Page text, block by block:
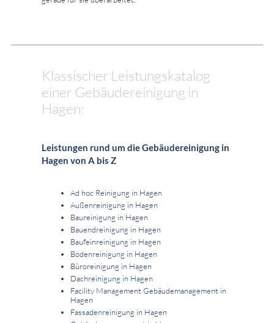
Klassischer Leistungskatalog
einer Gebäudereinigung in
Hagen:
Leistungen rund um die Gebäudereinigung in
Hagen von A bis Z
Ad hoc Reinigung in Hagen
Außenreinigung in Hagen
Baureinigung in Hagen
Bauendreinigung in Hagen
Baufeinreinigung in Hagen
Bodenreinigung in Hagen
Büroreinigung in Hagen
Dachreinigung in Hagen
Facility Management Gebäudemanagement in
Hagen
Fassadenreinigung in Hagen